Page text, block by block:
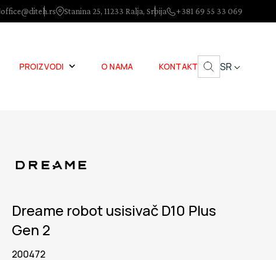
office@diteh.rs Stanina 25, 11233 Ralja, Srbija +381 69 55 33 069
PROIZVODI O NAMA KONTAKT SR
Dreame robot usisivač D10 Plus
Gen 2
200472